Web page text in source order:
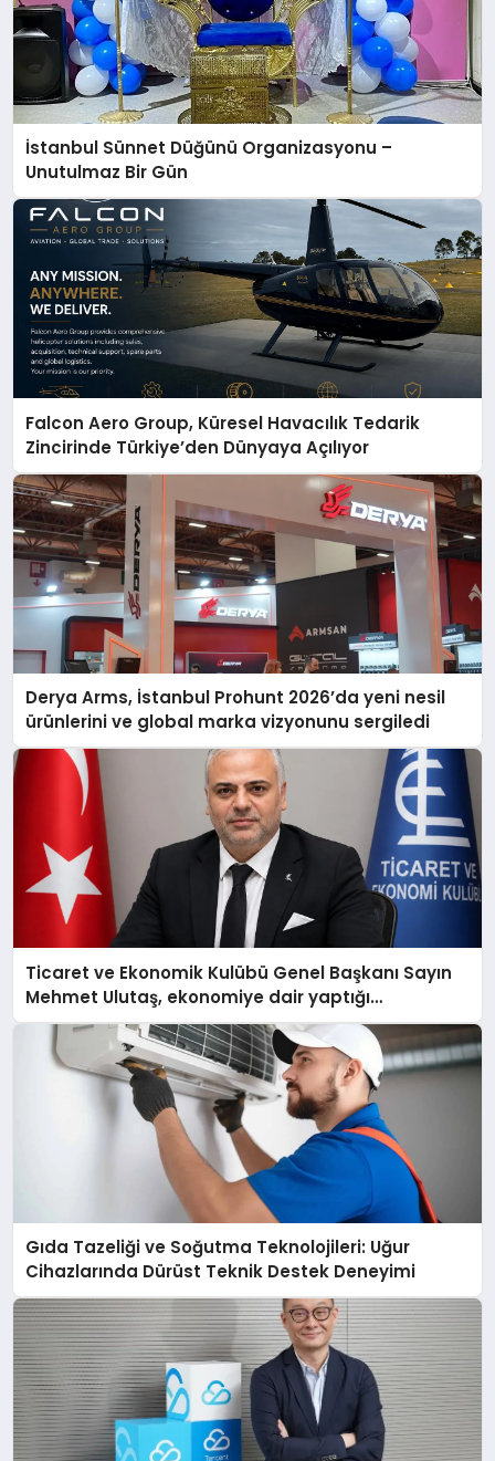
İstanbul Sünnet Düğünü Organizasyonu –
Unutulmaz Bir Gün
Falcon Aero Group, Küresel Havacılık Tedarik
Zincirinde Türkiye’den Dünyaya Açılıyor
Derya Arms, İstanbul Prohunt 2026’da yeni nesil
ürünlerini ve global marka vizyonunu sergiledi
Ticaret ve Ekonomik Kulübü Genel Başkanı Sayın
Mehmet Ulutaş, ekonomiye dair yaptığı
açıklamada şunları kaydetti:
Gıda Tazeliği ve Soğutma Teknolojileri: Uğur
Cihazlarında Dürüst Teknik Destek Deneyimi